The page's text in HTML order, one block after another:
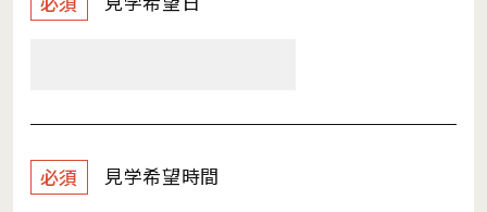
必須 見学希望時間